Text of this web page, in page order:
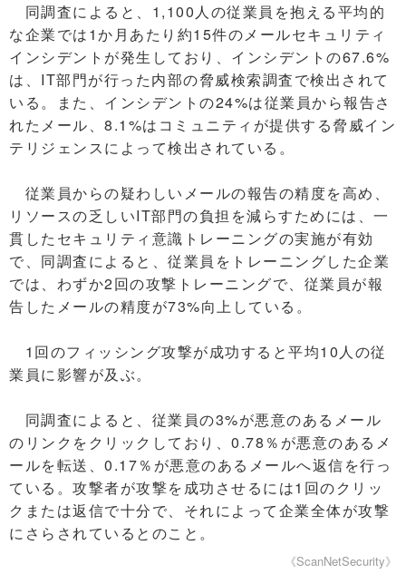
同調査によると、1,100人の従業員を抱える平均的
な企業では1か月あたり約15件のメールセキュリティ
インシデントが発生しており、インシデントの67.6%
は、IT部門が行った内部の脅威検索調査で検出されて
いる。また、インシデントの24%は従業員から報告さ
れたメール、8.1%はコミュニティが提供する脅威イン
テリジェンスによって検出されている。
従業員からの疑わしいメールの報告の精度を高め、
リソースの乏しいIT部門の負担を減らすためには、一
貫したセキュリティ意識トレーニングの実施が有効
で、同調査によると、従業員をトレーニングした企業
では、わずか2回の攻撃トレーニングで、従業員が報
告したメールの精度が73%向上している。
1回のフィッシング攻撃が成功すると平均10人の従
業員に影響が及ぶ。
同調査によると、従業員の3%が悪意のあるメール
のリンクをクリックしており、0.78％が悪意のあるメ
ールを転送、0.17％が悪意のあるメールへ返信を行っ
ている。攻撃者が攻撃を成功させるには1回のクリッ
クまたは返信で十分で、それによって企業全体が攻撃
にさらされているとのこと。
《ScanNetSecurity》